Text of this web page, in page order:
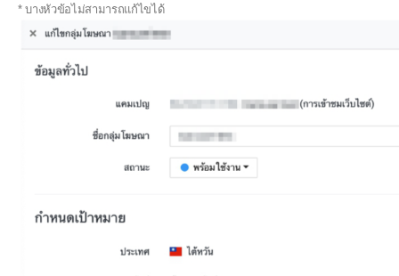
* บางหัวข้อไม่สามารถแก้ไขได้